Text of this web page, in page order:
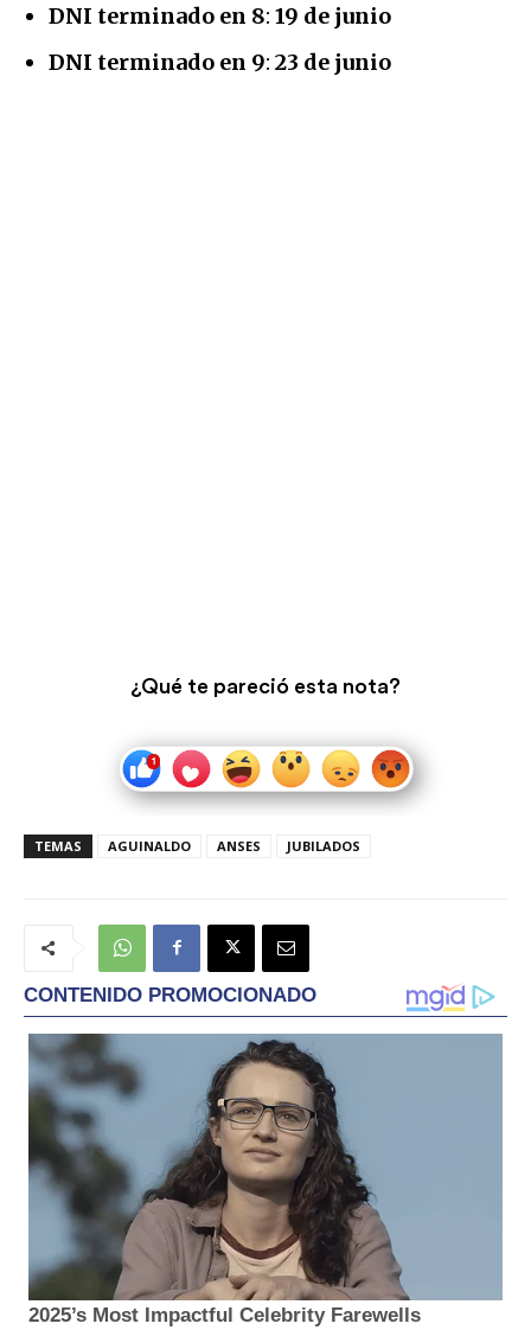
DNI terminado en 8: 19 de junio
DNI terminado en 9: 23 de junio
¿Qué te pareció esta nota?
TEMAS AGUINALDO ANSES JUBILADOS